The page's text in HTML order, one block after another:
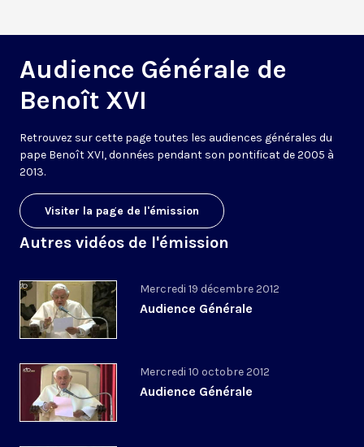
Audience Générale de
Benoît XVI
Retrouvez sur cette page toutes les audiences générales du
pape Benoît XVI, données pendant son pontificat de 2005 à
2013.
Visiter la page de l'émission
Autres vidéos de l'émission
Mercredi 19 décembre 2012
Audience Générale
Mercredi 10 octobre 2012
Audience Générale